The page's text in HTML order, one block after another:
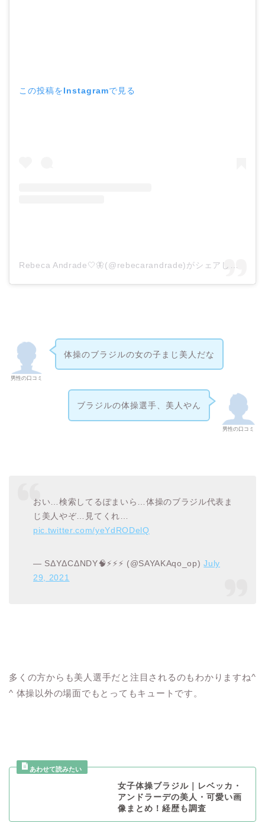
この投稿をInstagramで見る
男性の口コミ
体操のブラジルの女の子まじ美人だな
男性の口コミ
ブラジルの体操選手、美人やん
おい…検索してるぽまいら…体操のブラジル代表ま
じ美人やぞ…見てくれ…
pic.twitter.com/yeYdRODelQ
— SΔYΔCΔNDY🧠⚡️⚡️⚡️ (@SAYAKAqo_op)July
29, 2021
多くの方からも美人選手だと注目されるのもわかりますね^
^ 体操以外の場面でもとってもキュートです。
女子体操ブラジル｜レベッカ・
アンドラーデの美人・可愛い画
像まとめ！経歴も調査